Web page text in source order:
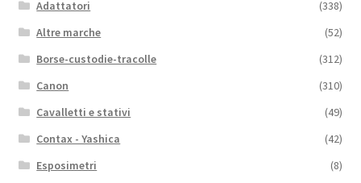
Adattatori
(338)
Altre marche
(52)
Borse-custodie-tracolle
(312)
Canon
(310)
Cavalletti e stativi
(49)
Contax - Yashica
(42)
Esposimetri
(8)